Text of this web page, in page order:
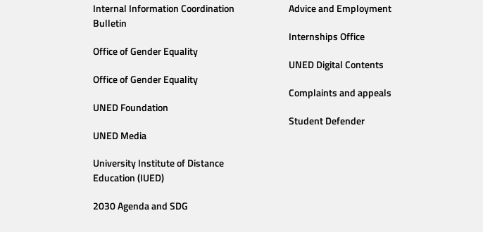
Internal Information Coordination
Bulletin
Office of Gender Equality
Office of Gender Equality
UNED Foundation
UNED Media
University Institute of Distance
Education (IUED)
2030 Agenda and SDG
Advice and Employment
Internships Office
UNED Digital Contents
Complaints and appeals
Student Defender